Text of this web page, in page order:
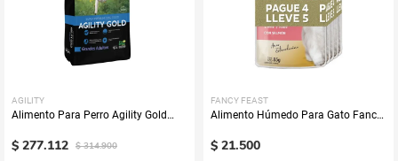
AGILITY
Alimento Para Perro Agility Gold
$ 277.112 $ 314.900
FANCY FEAST
Alimento Húmedo Para Gato Fancy
Lleve 5
$ 21.500